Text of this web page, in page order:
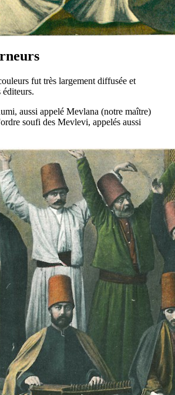
fut très largement diffusée et
aussi appelé Mevlana (notre maître)
soufi des Mevlevi, appelés aussi